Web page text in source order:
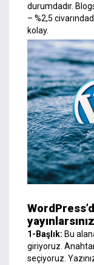
durumdadır.
– %2,5
kolay.
1-Başlık: Bu
giriyoruz.
seçiyoruz.